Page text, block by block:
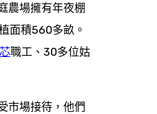
農場擁有年夜棚
面積560多畝。
職工、30多位姑
市場接待，他們